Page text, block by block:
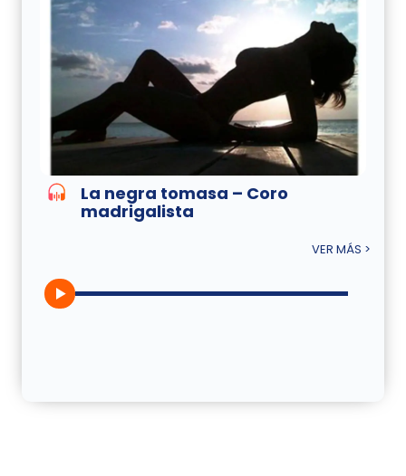
La negra tomasa – Coro
madrigalista
VER MÁS >